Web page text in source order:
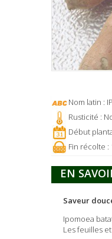
Nom latin :
Rusticité :
Début
Fin récolte
EN
Saveur
Ipomoea
Les feuilles